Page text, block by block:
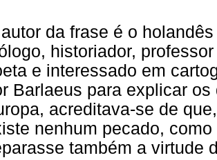
da frase é o
historiador,
e interessado em
Barlaeus para explicar
acreditava-se de
nenhum pecado,
também a virtude